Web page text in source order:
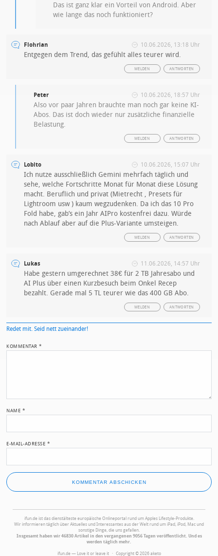
Das ist ganz klar ein Vorteil von Android. Aber
wie lange das noch funktioniert?
Flohrian 10.06.2026, 13:18 Uhr
Entgegen dem Trend, das gefühlt alles teurer wird.
ANTWORTEN
MELDEN
Peter 10.06.2026, 18:57 Uhr
Also vor paar Jahren brauchte man noch gar keine KI-
Abos. Das ist doch wieder nur zusätzliche finanzielle
Belastung.
ANTWORTEN
MELDEN
Lobito 10.06.2026, 15:07 Uhr
Ich nutze ausschließlich Gemini mehrfach täglich und
sehe, welche Fortschritte Monat für Monat diese Lösung
macht. Beruflich und privat (Mietrecht , Presets für
Lightroom usw ) kaum wegzudenken. Da ich das 10 Pro
Fold habe, gab’s ein Jahr AIPro kostenfrei dazu. Würde
nach Ablauf aber auf die Plus-Variante umsteigen.
ANTWORTEN
MELDEN
Lukas 11.06.2026, 14:57 Uhr
Habe gestern umgerechnet 38€ für 2 TB Jahresabo und
AI Plus über einen Kurzbesuch beim Onkel Recep
bezahlt. Gerade mal 5 TL teurer wie das 400 GB Abo.
ANTWORTEN
MELDEN
Redet mit. Seid nett zueinander!
KOMMENTAR*
NAME *
E-MAIL-ADRESSE *
ifun.de ist das dienstälteste europäische Onlineportal rund um Apples Lifestyle-Produkte.
Wir informieren täglich über Aktuelles und Interessantes aus der Welt rund um iPad, iPod, Mac und
sonstige Dinge, die uns gefallen.
Insgesamt haben wir 46830 Artikel in den vergangenen 9056 Tagen veröffentlicht. Und es
werden täglich mehr.
ifun.de — Love it or leave it · Copyright © 2026 aketo